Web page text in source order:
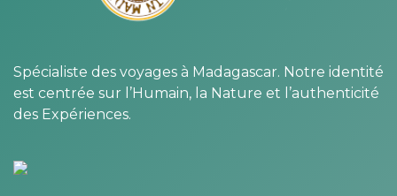
Spécialiste des voyages à Madagascar. Notre identité
est centrée sur l’Humain, la Nature et l’authenticité
des Expériences.